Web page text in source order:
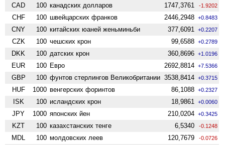
CAD 100 канадских долларов 1747,3761 -1.9202
CHF 100 швейцарских франков 2446,2948 +0.8483
CNY 100 китайских юаней женьминьби 377,6091 +0.2207
CZK 100 чешских крон 99,6588 +0.2789
DKK 100 датских крон 360,8696 +1.0196
EUR 100 Евро 2692,8814 +7.5366
GBP 100 фунтов стерлингов Велико­британии 3538,8414 +0.3715
HUF 1000 венгерских форинтов 86,1088 +0.2327
ISK 100 исландских крон 18,9861 +0.0060
JPY 1000 японских йен 210,0204 +0.3425
KZT 100 казахстанских тенге 6,5340 -0.1248
MDL 100 молдовских леев 120,7679 -0.0726